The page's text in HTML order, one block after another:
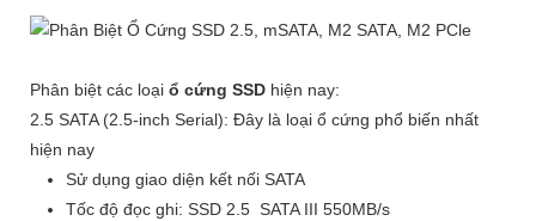
Phân biệt các loại ổ cứng SSD hiện nay:
2.5 SATA (2.5-inch Serial): Đây là loại ổ cứng phổ biến nhất
hiện nay
Sử dụng giao diện kết nối SATA
Tốc độ đọc ghi: SSD 2.5 SATA III 550MB/s